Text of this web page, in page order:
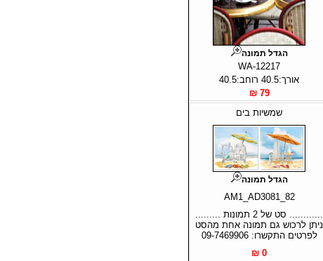
הגדל תמונה
WA-12217
אורך:40.5 רוחב:40.5
79 ₪
שמשיות בים
הגדל תמונה
AM1_AD3081_82
............ סט של 2 תמונות .........
ניתן לרכוש גם תמונה אחת מהסט
לפרטים התקשרו: 09-7469906
0 ₪